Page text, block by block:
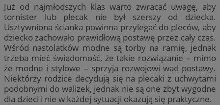
Już od najmłodszych klas warto zwracać uwagę, aby
tornister lub plecak nie był szerszy od dziecka.
Usztywniona ścianka powinna przylegać do pleców, aby
dziecko zachowało prawidłową postawę przez cały czas.
Wśród nastolatków modne są torby na ramię, jednak
trzeba mieć świadomość, że takie rozwiązanie – mimo
że modne i stylowe – sprzyja rozwojowi wad postawy.
Niektórzy rodzice decydują się na plecaki z uchwytami
podobnymi do walizek, jednak nie są one zbyt wygodne
dla dzieci i nie w każdej sytuacji okazują się praktyczne.